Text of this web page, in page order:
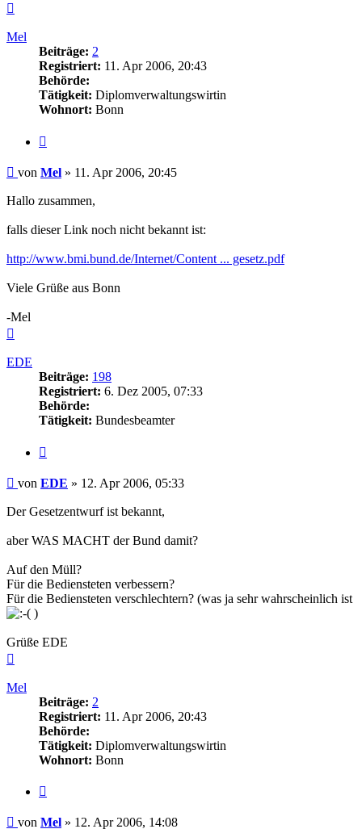
Mel
Beiträge: 2
Registriert: 11. Apr 2006, 20:43
Behörde:
Tätigkeit: Diplomverwaltungswirtin
Wohnort: Bonn
Beitrag
von Mel » 11. Apr 2006, 20:45
Hallo zusammen,
falls dieser Link noch nicht bekannt ist:
http://www.bmi.bund.de/Internet/Content ... gesetz.pdf
Viele Grüße aus Bonn
-Mel
EDE
Beiträge: 198
Registriert: 6. Dez 2005, 07:33
Behörde:
Tätigkeit: Bundesbeamter
Beitrag
von EDE » 12. Apr 2006, 05:33
Der Gesetzentwurf ist bekannt,
aber WAS MACHT der Bund damit?
Auf den Müll?
Für die Bediensteten verbessern?
Für die Bediensteten verschlechtern? (was ja sehr wahrscheinlich ist
)
Grüße EDE
Mel
Beiträge: 2
Registriert: 11. Apr 2006, 20:43
Behörde:
Tätigkeit: Diplomverwaltungswirtin
Wohnort: Bonn
Beitrag
von Mel » 12. Apr 2006, 14:08